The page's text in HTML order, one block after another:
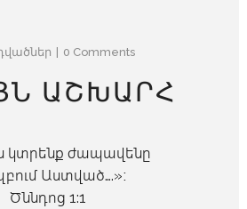
0 Comments
ԱՇԽԱՐՀ
կտրենք ժապավենը
Աստված….»։
Ծննդոց 1:1